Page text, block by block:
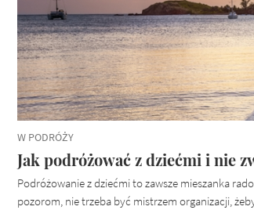
W PODRÓŻY
Jak podróżować z dziećmi i nie
Podróżowanie z dziećmi to zawsze mieszanka
pozorom, nie trzeba być mistrzem organizacji,